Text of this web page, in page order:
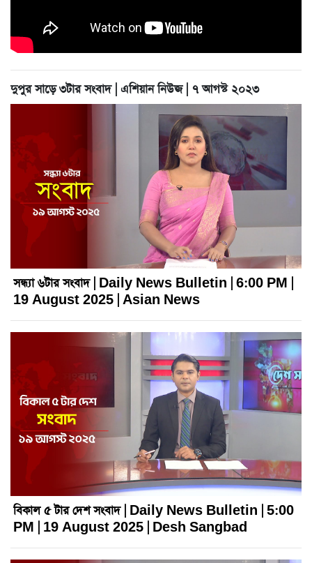
দুপুর সাড়ে ৩টার সংবাদ | এশিয়ান নিউজ | ৭ আগস্ট ২০২৩
সন্ধ্যা ৬টার সংবাদ | Daily News Bulletin | 6:00 PM |
19 August 2025 | Asian News
বিকাল ৫ টার দেশ সংবাদ | Daily News Bulletin | 5:00
PM | 19 August 2025 | Desh Sangbad